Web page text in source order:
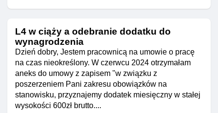
L4 w ciąży a odebranie dodatku do
wynagrodzenia
Dzień dobry, Jestem pracownicą na umowie o pracę
na czas nieokreślony. W czerwcu 2024 otrzymałam
aneks do umowy z zapisem "w związku z
poszerzeniem Pani zakresu obowiązków na
stanowisku, przyznajemy dodatek miesięczny w stałej
wysokości 600zł brutto....